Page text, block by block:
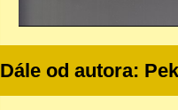
Dále od autora: